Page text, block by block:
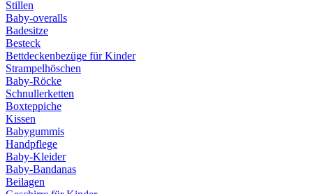
Stillen
Baby-overalls
Badesitze
Besteck
Bettdeckenbezüge für Kinder
Strampelhöschen
Baby-Röcke
Schnullerketten
Boxteppiche
Kissen
Babygummis
Handpflege
Baby-Kleider
Baby-Bandanas
Beilagen